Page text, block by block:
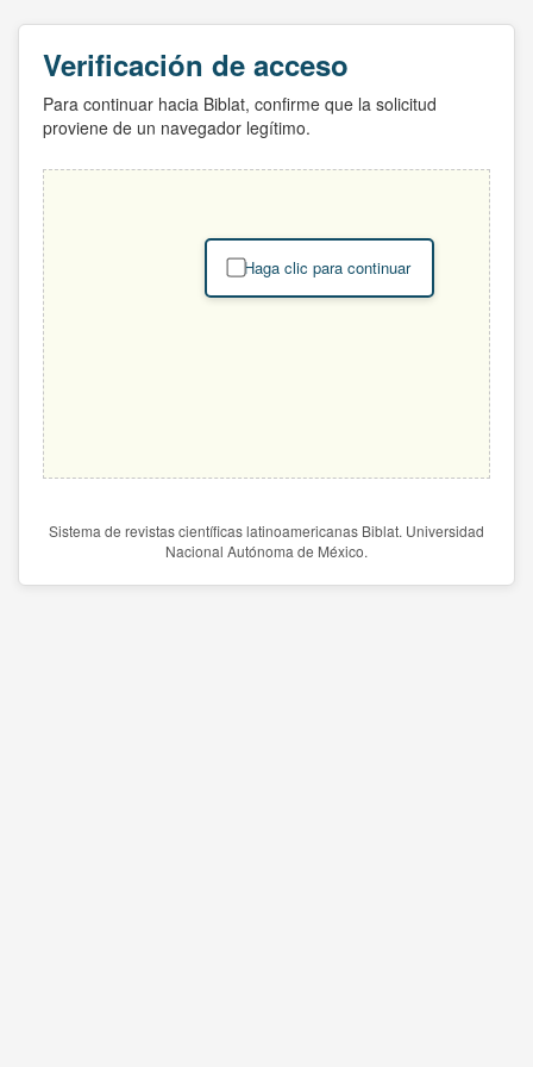
Verificación de acceso
Para continuar hacia Biblat, confirme que la solicitud
proviene de un navegador legítimo.
Haga clic para continuar
Sistema de revistas científicas latinoamericanas Biblat. Universidad
Nacional Autónoma de México.